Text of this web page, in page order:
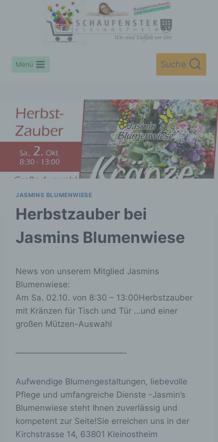
Menü Suche
JASMINS BLUMENWIESE
Herbstzauber bei
Jasmins Blumenwiese
News von unserem Mitglied Jasmins
Blumenwiese:
Am Sa. 02.10. von 8:30 – 13:00Herbstzauber
mit Kränzen für Tisch und Tür …und einer
großen Mützen-Auswahl
—————————————-
Aufwendige Blumengestaltungen, liebevolle
Pflege und umfangreiche Dienste -Jasmin’s
Blumenwiese steht Ihnen zuverlässig und
kompetent zur Seite!Sie erreichen uns in der
Kirchstrasse 14, 63801 Kleinostheim